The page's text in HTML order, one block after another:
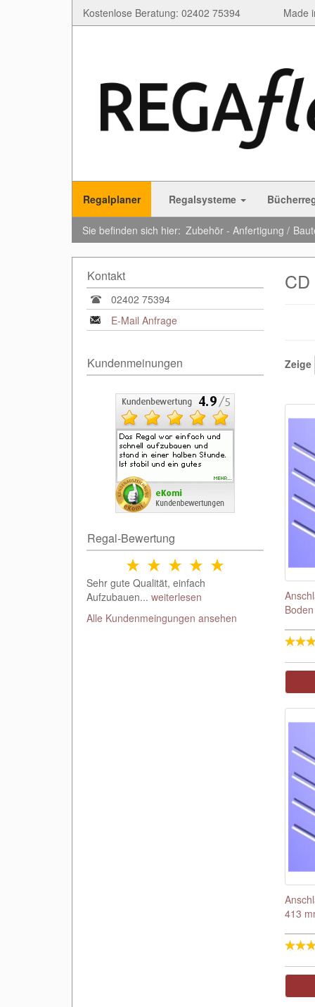
Kostenlose Beratung: 02402 75394 Made
Regalplaner Regalsysteme
Sie befinden sich hier: Zubehör - Anfertigung
Kontakt
02402 75394
E-Mail Anfrage
Kundenmeinungen
Regal-Bewertung
Sehr gute Qualität, einfach
Aufzubauen... weiterlesen
Alle Kundenmeingungen ansehen
Zeige
Boden
413